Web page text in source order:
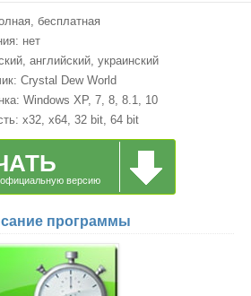
бесплатная
нет
английский, украинский
Crystal Dew World
Windows XP, 7, 8, 8.1, 10
x32, x64, 32 bit, 64 bit
официальную версию
программы